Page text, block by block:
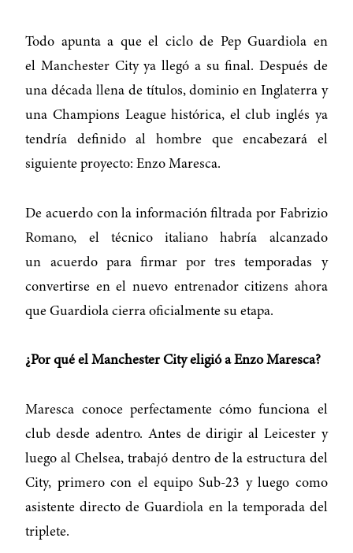
Todo apunta a que el ciclo de Pep Guardiola en
el Manchester City ya llegó a su final. Después de
una década llena de títulos, dominio en Inglaterra y
una Champions League histórica, el club inglés ya
tendría definido al hombre que encabezará el
siguiente proyecto: Enzo Maresca.
De acuerdo con la información filtrada por Fabrizio
Romano, el técnico italiano habría alcanzado
un acuerdo para firmar por tres temporadas y
convertirse en el nuevo entrenador citizens ahora
que Guardiola cierra oficialmente su etapa.
¿Por qué el Manchester City eligió a Enzo Maresca?
Maresca conoce perfectamente cómo funciona el
club desde adentro. Antes de dirigir al Leicester y
luego al Chelsea, trabajó dentro de la estructura del
City, primero con el equipo Sub-23 y luego como
asistente directo de Guardiola en la temporada del
triplete.